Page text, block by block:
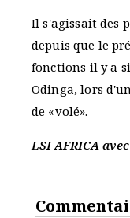
Il s'agissait des
depuis que le
fonctions il y a
Odinga, lors
de «volé».
LSI AFRICA